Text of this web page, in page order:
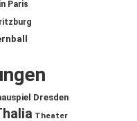
Paris
Dresden
Theater